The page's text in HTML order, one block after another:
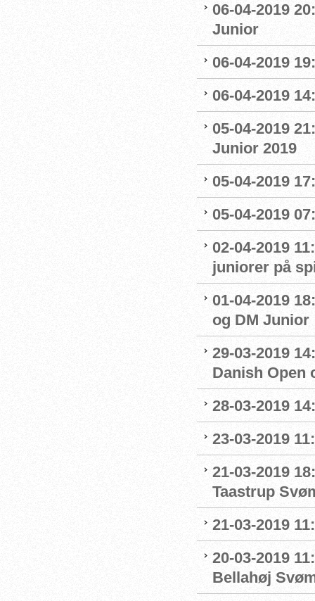
06-04-2019
Junior
06-04-2019
06-04-2019
05-04-2019
Junior 2019
05-04-2019
05-04-2019
02-04-2019
juniorer på
01-04-2019
og DM Junior
29-03-2019
Danish Open
28-03-2019
23-03-2019
21-03-2019
Taastrup
21-03-2019
20-03-2019
Bellahøj